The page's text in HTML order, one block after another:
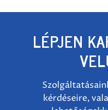
LÉPJEN
kérdéseire,